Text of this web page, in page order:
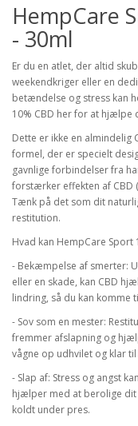
HempCare
- 30ml
Er du en atlet, der altid
weekendkriger eller en
betændelse og stress kan
10% CBD her for at
Dette er ikke en almindelig
formel, der er specielt
gavnlige forbindelser fra
forstærker effekten af CBD
Tænk på det som dit
restitution.
Hvad kan HempCare Sport
- Bekæmpelse af smerter:
eller en skade, kan CBD
lindring, så du kan komme
- Sov som en mester:
fremmer afslapning og
vågne op udhvilet og klar
- Slap af: Stress og angst
hjælper med at berolige dit
koldt under pres.